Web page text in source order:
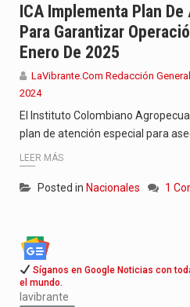
ICA Implementa Plan
Para Garantizar
Enero De 2025
LaVibrante.Com Redacción General
2024
El Instituto Colombiano
plan de atención especial para
LEER MÁS
Posted in Nacionales 1
Síganos en Google Noticias con
el mundo.
lavibrante